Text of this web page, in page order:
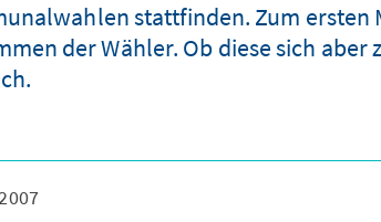
stattfinden. Zum ersten
der Wähler. Ob diese sich aber